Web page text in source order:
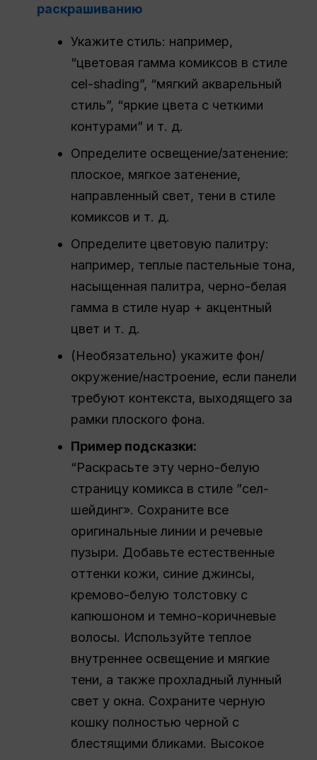
раскрашиванию
Укажите стиль: например,
“цветовая гамма комиксов в стиле
cel-shading”, “мягкий акварельный
стиль”, “яркие цвета с четкими
контурами” и т. д.
Определите освещение/затенение:
плоское, мягкое затенение,
направленный свет, тени в стиле
комиксов и т. д.
Определите цветовую палитру:
например, теплые пастельные тона,
насыщенная палитра, черно-белая
гамма в стиле нуар + акцентный
цвет и т. д.
(Необязательно) укажите фон/
окружение/настроение, если панели
требуют контекста, выходящего за
рамки плоского фона.
Пример подсказки:
“Раскрасьте эту черно-белую
страницу комикса в стиле ”сел-
шейдинг». Сохраните все
оригинальные линии и речевые
пузыри. Добавьте естественные
оттенки кожи, синие джинсы,
кремово-белую толстовку с
капюшоном и темно-коричневые
волосы. Используйте теплое
внутреннее освещение и мягкие
тени, а также прохладный лунный
свет у окна. Сохраните черную
кошку полностью черной с
блестящими бликами. Высокое